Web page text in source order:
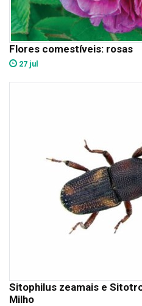
Flores comestíveis: rosas
27 jul
Sitophilus zeamais e
Milho